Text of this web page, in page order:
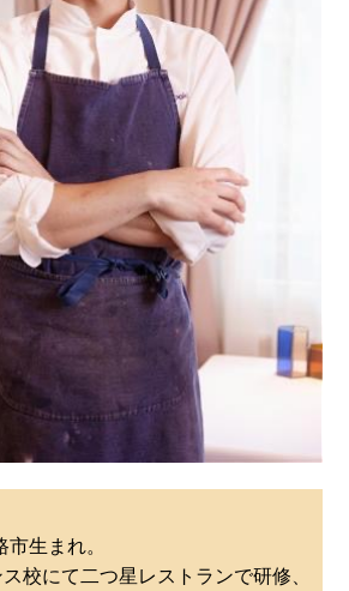
生まれ。
校にて二つ星レストランで研修、